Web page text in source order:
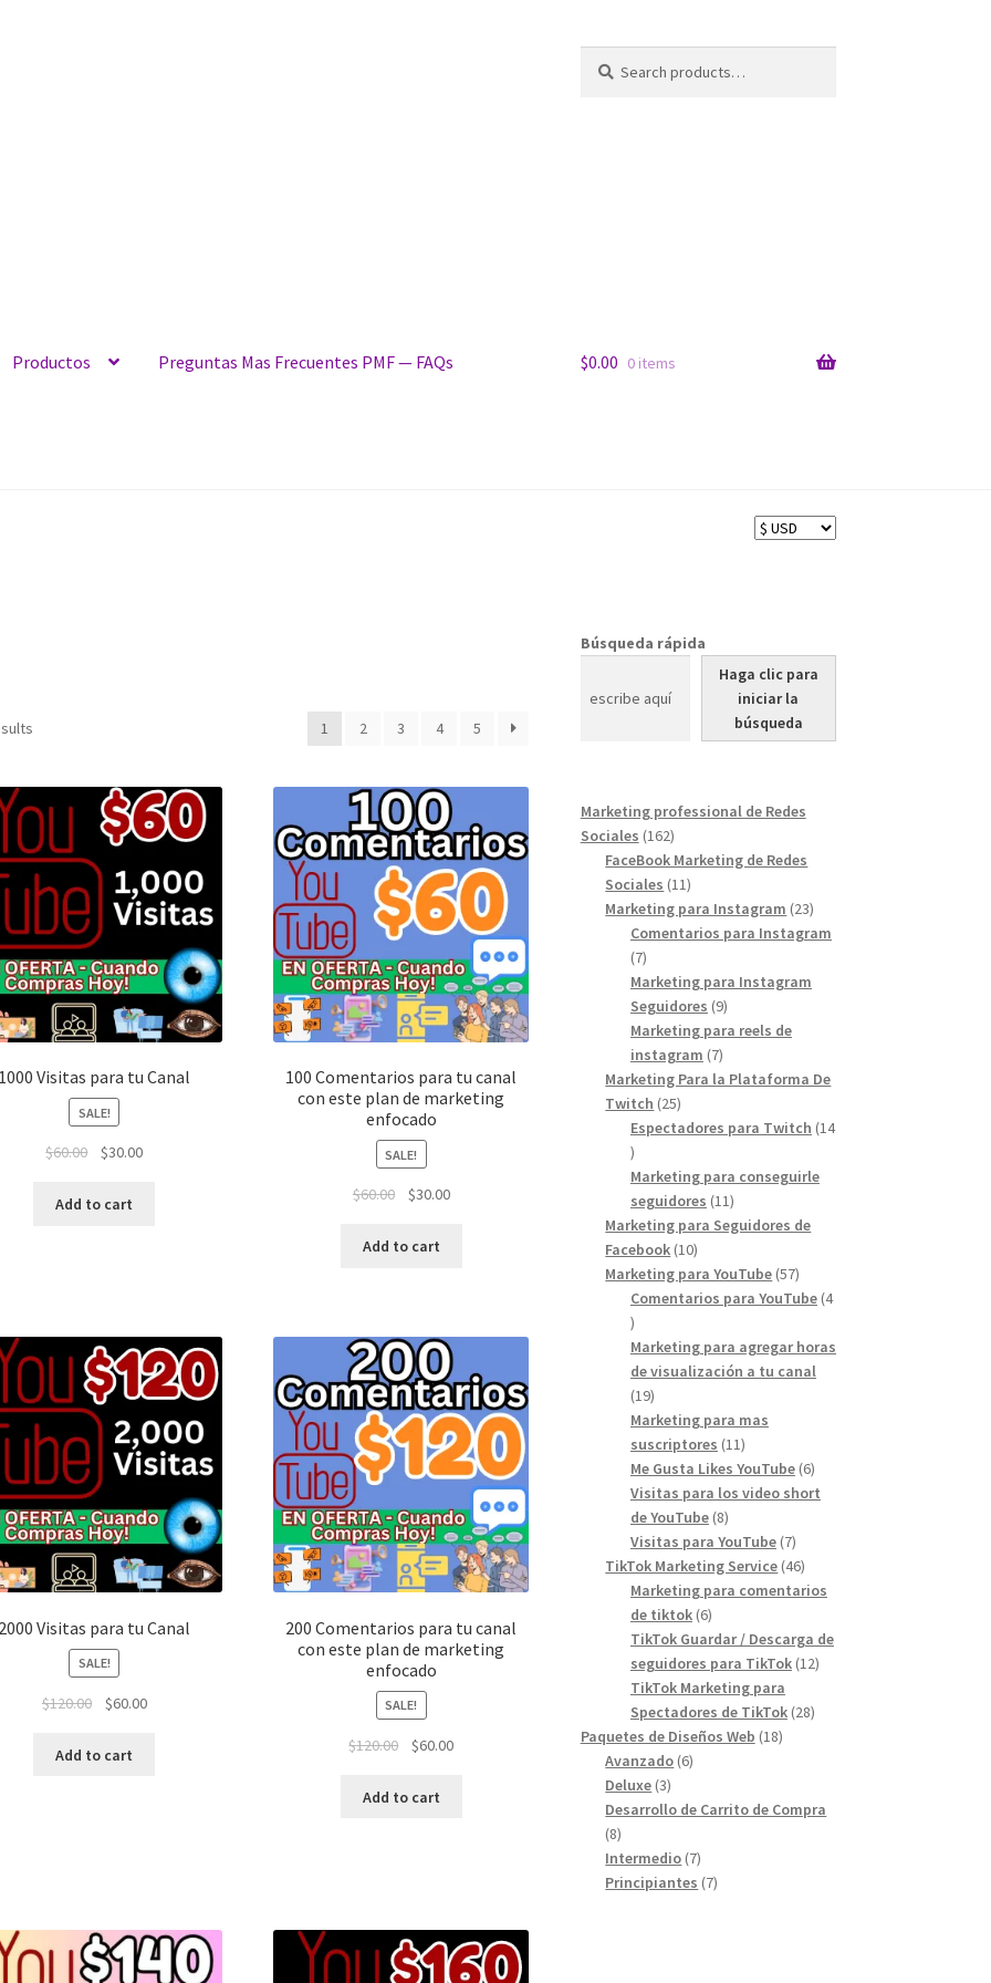
for:
Productos Preguntas Mas Frecuentes PMF — FAQs $0.00 0 items
1 2 3 4 5
1000 Visitas para tu Canal
SALE!
$60.00 $30.00
Add to cart
100 Comentarios para tu canal
con este plan de marketing
enfocado
SALE!
$60.00 $30.00
Add to cart
2000 Visitas para tu Canal
SALE!
$120.00 $60.00
Add to cart
200 Comentarios para tu canal
con este plan de marketing
enfocado
SALE!
$120.00 $60.00
Add to cart
Búsqueda rápida
Haga clic para
iniciar la
búsqueda
Marketing professional de Redes
Sociales 162162
products
FaceBook Marketing de Redes
Sociales 1111
products
Marketing para Instagram 2323
products
Comentarios para Instagram
77
products
Marketing para Instagram
Seguidores 99
products
Marketing para reels de
instagram 77
products
Marketing Para la Plataforma De
Twitch 2525
products
Espectadores para Twitch 14
14
products
Marketing para conseguirle
seguidores 1111
products
Marketing para Seguidores de
Facebook 1010
products
Marketing para YouTube 5757
products
Comentarios para YouTube 4
4
products
Marketing para agregar horas
de visualización a tu canal
1919
products
Marketing para mas
suscriptores 1111
products
Me Gusta Likes YouTube 66
products
Visitas para los video short
de YouTube 88
products
Visitas para YouTube 77
products
TikTok Marketing Service 4646
products
Marketing para comentarios
de tiktok 66
products
TikTok Guardar / Descarga de
seguidores para TikTok 1212
TikTok Marketing para
Spectadores de TikTok 2828
Paquetes de Diseños Web 1818
Avanzado 66
Deluxe 33
products
Desarrollo de Carrito de Compra
88
products
Intermedio 77
products
Principiantes 77